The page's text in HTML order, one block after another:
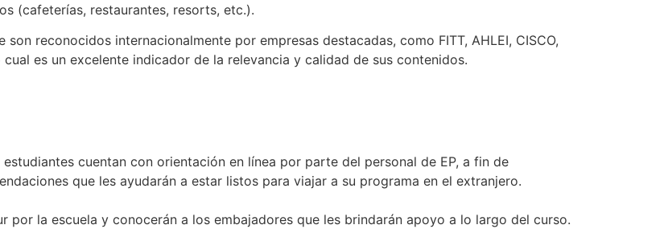
(cafeterías, restaurantes, resorts, etc.).
reconocidos internacionalmente por empresas destacadas, como FITT, AHLEI, CISCO,
es un excelente indicador de la relevancia y calidad de sus contenidos.
cuentan con orientación en línea por parte del personal de EP, a fin de
que les ayudarán a estar listos para viajar a su programa en el extranjero.
por la escuela y conocerán a los embajadores que les brindarán apoyo a lo largo del curso.